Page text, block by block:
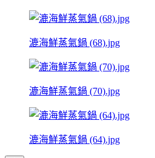
漉海鮮蒸氣鍋 (68).jpg
漉海鮮蒸氣鍋 (70).jpg
漉海鮮蒸氣鍋 (64).jpg